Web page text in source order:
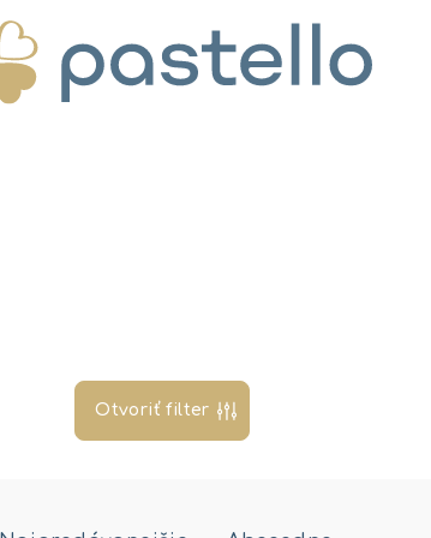
Otvoriť filter